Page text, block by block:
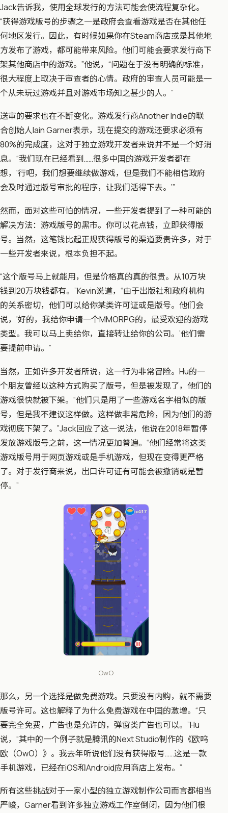
Jack告诉我，使用全球发行的方法可能会使流程复杂化。
“获得游戏版号的步骤之一是政府会查看游戏是否在其他任
何地区发行。因此，有时候如果你在Steam商店或是其他地
方发布了游戏，都可能带来风险。他们可能会要求发行商下
架其他商店中的游戏。”他说，“问题在于没有明确的标准，
很大程度上取决于审查者的心情。政府的审查人员可能是一
个从未玩过游戏并且对游戏市场知之甚少的人。”
送审的要求也在不断变化。游戏发行商Another Indie的联
合创始人Iain Garner表示，现在提交的游戏还要求必须有
80%的完成度，这对于独立游戏开发者来说并不是一个好消
息。“我们现在已经看到……很多中囯的游戏开发者都在
想，‘行吧，我们想要继续做游戏，但是我们不能相信政府
会及时通过版号审批的程序，让我们活得下去。’”
然而，面对这些可怕的情况，一些开发者提到了一种可能的
解决方法：游戏版号的黑市。你可以花点钱，立即获得版
号。当然，这笔钱比起正规获得版号的渠道要贵许多，对于
一些开发者来说，根本负担不起。
“这个版号马上就能用，但是价格真的真的很贵。从10万块
钱到20万块钱都有。”Kevin说道，“由于出版社和政府机构
的关系密切，他们可以给你某类许可证或是版号。他们会
说，‘好的，我给你申请一个MMORPG的，最受欢迎的游戏
类型。我可以马上卖给你，直接转让给你的公司。’他们需
要提前申请。”
当然，正如许多开发者所说，这一行为非常冒险。Hu的一
个朋友曾经以这种方式购买了版号，但是被发现了，他们的
游戏很快就被下架。“他们只是用了一些游戏名字相似的版
号，但是我不建议这样做。这样做非常危险，因为他们的游
戏彻底下架了。”Jack回应了这一说法，他说在2018年暂停
发放游戏版号之前，这一情况更加普遍。“他们经常将这类
游戏版号用于网页游戏或是手机游戏，但现在变得更严格
了。对于发行商来说，出口许可证有可能会被撤销或是暂
停。”
OwO
那么，另一个选择是做免费游戏。只要没有内购，就不需要
版号许可。这也解释了为什么免费游戏在中囯的激增。“只
要完全免费，广告也是允许的，弹窗类广告也可以。”Hu
说，“其中的一个例子就是腾讯的Next Studio制作的《欧呜
欧（OwO）》。我去年听说他们没有获得版号……这是一款
手机游戏，已经在iOS和Android应用商店上发布。”
所有这些挑战对于一家小型的独立游戏制作公司而言都相当
严峻，Garner看到许多独立游戏工作室倒闭，因为他们根